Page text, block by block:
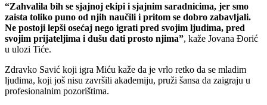
“Zahvalila bih se sjajnoj ekipi i sjajnim saradnicima, jer smo
zaista toliko puno od njih naučili i pritom se dobro zabavljali.
Ne postoji lepši osećaj nego igrati pred svojim ljudima, pred
svojim prijateljima i dušu dati prosto njima”, kaže Jovana Đorić
u ulozi Tiće.
Zdravko Savić koji igra Miću kaže da je vrlo retko da se mladim
ljudima, koji još nisu završili akademiju, pruži šansa da zaigraju u
profesionalnim pozorištima.